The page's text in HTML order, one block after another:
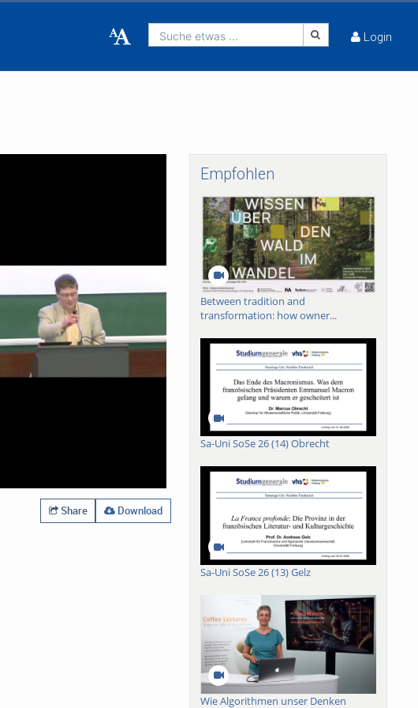
Suche etwas ... Login
Share Download
Empfohlen
Between tradition and
transformation: how owner...
Sa-Uni SoSe 26 (14) Obrecht
Sa-Uni SoSe 26 (13) Gelz
Wie Algorithmen unser Denken